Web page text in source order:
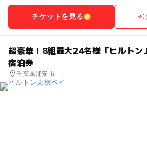
チケットを見る
超豪華！8組最大24名様「ヒルトン
宿泊券
千葉県浦安市